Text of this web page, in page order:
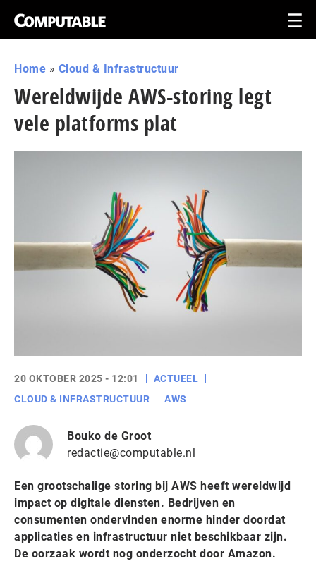
Home » Cloud & Infrastructuur
Wereldwijde AWS-storing legt
vele platforms plat
20 OKTOBER 2025 - 12:01
ACTUEEL
CLOUD & INFRASTRUCTUUR
AWS
Bouko de Groot
redactie@computable.nl
Een grootschalige storing bij AWS heeft wereldwijd
impact op digitale diensten. Bedrijven en
consumenten ondervinden enorme hinder doordat
applicaties en infrastructuur niet beschikbaar zijn.
De oorzaak wordt nog onderzocht door Amazon.